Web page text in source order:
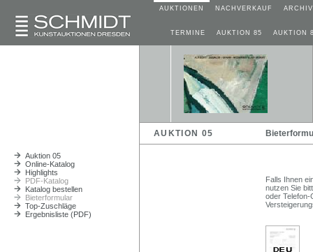
AUKTIONEN NACHVERKAUF ARCHIV
TERMINE AUKTION 85 AUKTION
AUKTION 05
Auktion 05
Online-Katalog
Highlights
PDF-Katalog
Katalog bestellen
Bieterformular
Top-Zuschläge
Ergebnisliste (PDF)
Falls Ihnen
nutzen Sie
oder Telefon-